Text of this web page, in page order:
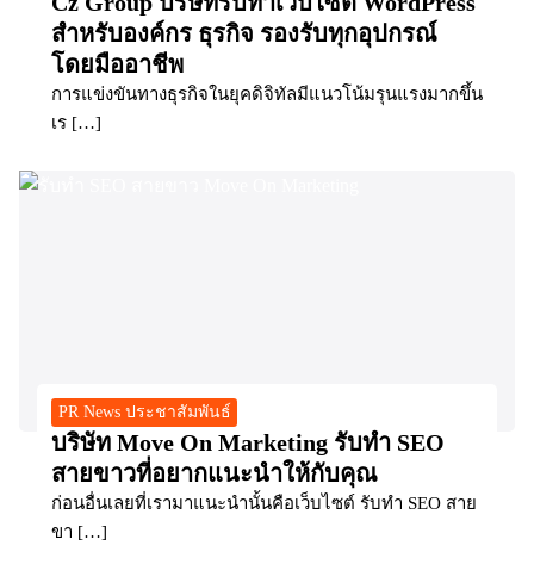
สำหรับองค์กร ธุรกิจ รองรับทุกอุปกรณ์
โดยมืออาชีพ
การแข่งขันทางธุรกิจในยุคดิจิทัลมีแนวโน้มรุนแรงมากขึ้น
เร […]
PR News ประชาสัมพันธ์
บริษัท Move On Marketing รับทำ SEO
สายขาวที่อยากแนะนำให้กับคุณ
ก่อนอื่นเลยที่เรามาแนะนำนั้นคือเว็บไซต์ รับทำ SEO สาย
ขา […]